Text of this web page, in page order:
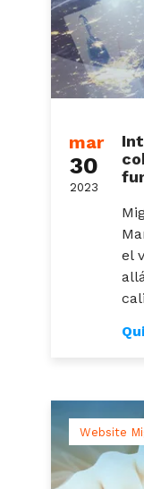
mar
30
2023
el
Website